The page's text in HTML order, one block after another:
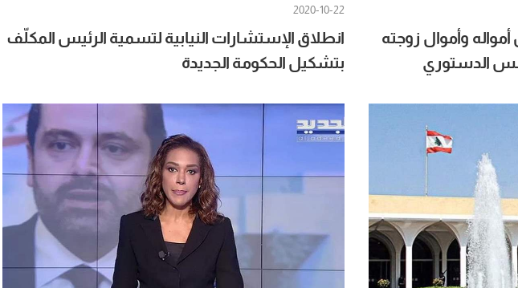
وأموال زوجته
الدستوري
2020-10-22
انطلاق الإستشارات النيابية لتسمية الرئيس المكلّف
بتشكيل الحكومة الجديدة